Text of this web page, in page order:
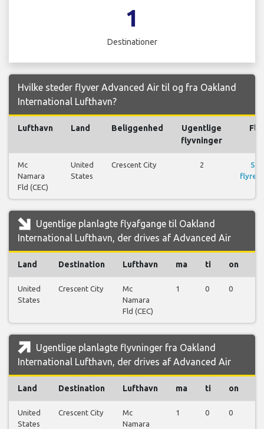
1
Destinationer
Hvilke steder flyver Advanced Air til og fra Oakland
International Lufthavn?
Lufthavn Land Beliggenhed
Ugentlige
flyvninger
Fly
Mc
Namara
Fld (CEC)
United
States
Crescent City 2
Se
Ugentlige planlagte flyafgange til Oakland
International Lufthavn, der drives af Advanced Air
Land Destination Lufthavn ma ti on
United
States
Crescent City
Mc
Namara
Fld (CEC)
1 0 0
Ugentlige planlagte flyvninger fra Oakland
International Lufthavn, der drives af Advanced Air
Land Destination Lufthavn ma ti on
United
States
Crescent City
Mc
Namara
1 0 0